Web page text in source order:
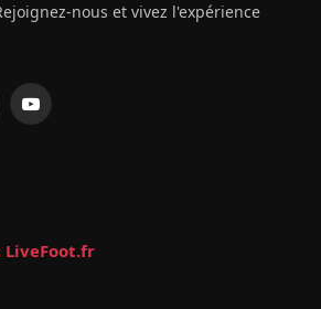
nous et vivez l'expérience
YouTube
LiveFoot.fr